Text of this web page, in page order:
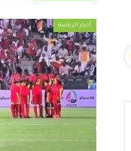
أخبار الرياضة